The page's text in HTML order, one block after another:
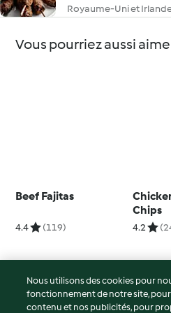
Royaume-Uni et
Vous pourriez aussi
Beef Fajitas
4.4 (119)
Chips
4.2
© Copyright 2026
Nous utilisons des cookies pour
fonctionnement de notre site,
contenu et nos publicités, pour